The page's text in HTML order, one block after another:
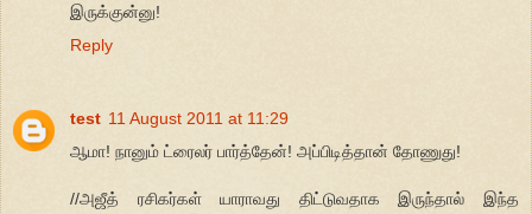
இருக்குன்னு!
Reply
test 11 August 2011 at 11:29
ஆமா! நானும் ட்ரைலர் பார்த்தேன்! அப்பிடித்தான் தோணுது!
//அஜீத் ரசிகர்கள் யாராவது திட்டுவதாக இருந்தால் இந்த